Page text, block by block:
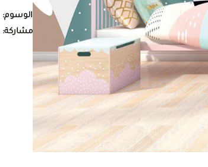
الوسوم:
مشاركة: